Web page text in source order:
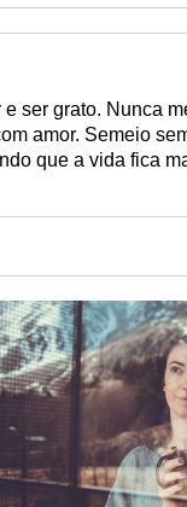
ser grato. Nunca
amor. Semeio
que a vida fica